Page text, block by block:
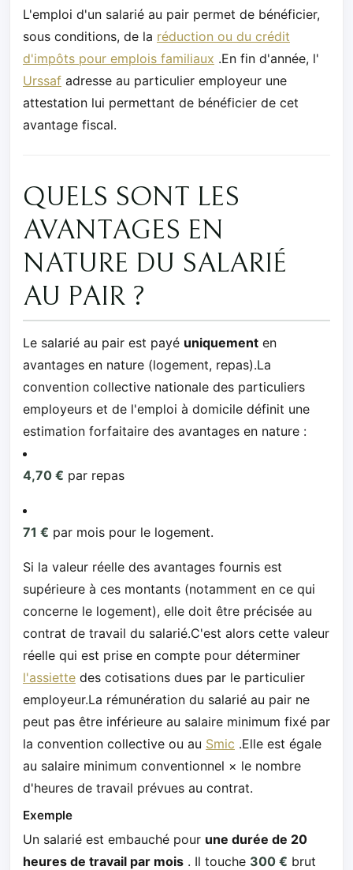
L'emploi d'un salarié au pair permet de bénéficier,
sous conditions, de la réduction ou du crédit
d'impôts pour emplois familiaux .En fin d'année, l'
Urssaf adresse au particulier employeur une
attestation lui permettant de bénéficier de cet
avantage fiscal.
QUELS SONT LES
AVANTAGES EN
NATURE DU SALARIÉ
AU PAIR ?
Le salarié au pair est payé uniquement en
avantages en nature (logement, repas).La
convention collective nationale des particuliers
employeurs et de l'emploi à domicile définit une
estimation forfaitaire des avantages en nature :
4,70 € par repas
71 € par mois pour le logement.
Si la valeur réelle des avantages fournis est
supérieure à ces montants (notamment en ce qui
concerne le logement), elle doit être précisée au
contrat de travail du salarié.C'est alors cette valeur
réelle qui est prise en compte pour déterminer
l'assiette des cotisations dues par le particulier
employeur.La rémunération du salarié au pair ne
peut pas être inférieure au salaire minimum fixé par
la convention collective ou au Smic .Elle est égale
au salaire minimum conventionnel × le nombre
d'heures de travail prévues au contrat.
Exemple
Un salarié est embauché pour une durée de 20
heures de travail par mois . Il touche 300 € brut